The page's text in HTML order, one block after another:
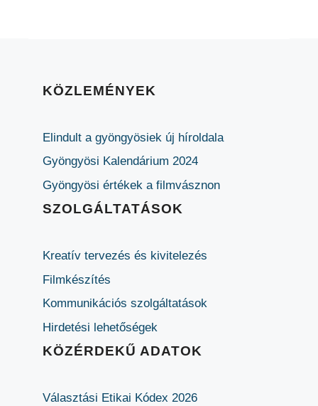
KÖZLEMÉNYEK
Elindult a gyöngyösiek új híroldala
Gyöngyösi Kalendárium 2024
Gyöngyösi értékek a filmvásznon
SZOLGÁLTATÁSOK
Kreatív tervezés és kivitelezés
Filmkészítés
Kommunikációs szolgáltatások
Hirdetési lehetőségek
KÖZÉRDEKŰ ADATOK
Választási Etikai Kódex 2026